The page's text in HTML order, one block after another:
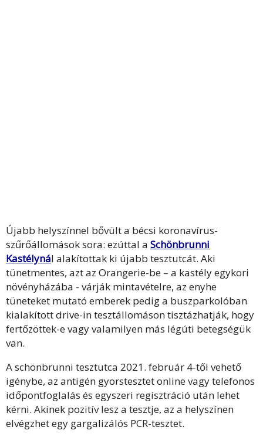
Újabb helyszínnel bővült a bécsi koronavírus-
szűrőállomások sora: ezúttal a Schönbrunni
Kastélynál alakítottak ki újabb tesztutcát. Aki
tünetmentes, azt az Orangerie-be – a kastély egykori
növényházába - várják mintavételre, az enyhe
tüneteket mutató emberek pedig a buszparkolóban
kialakított drive-in tesztállomáson tisztázhatják, hogy
fertőzöttek-e vagy valamilyen más légúti betegségük
van.
A schönbrunni tesztutca 2021. február 4-től vehető
igénybe, az antigén gyorstesztet online vagy telefonos
időpontfoglalás és egyszeri regisztráció után lehet
kérni. Akinek pozitív lesz a tesztje, az a helyszínen
elvégzhet egy gargalizálós PCR-tesztet.